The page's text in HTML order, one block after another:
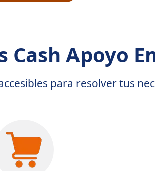
Cash Apoyo
para resolver tus